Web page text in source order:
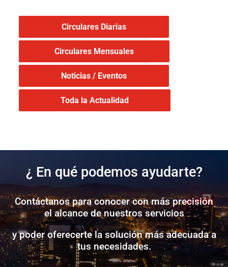
Circulares Diarias
Circulares Mensuales
Noticias / Eventos
Toda la Actualidad
¿ En qué podemos ayudarte?
Contáctanos para conocer con más precisión
el alcance de nuestros servicios
y poder oferecerte la solución más adecuada a
tus necesidades.